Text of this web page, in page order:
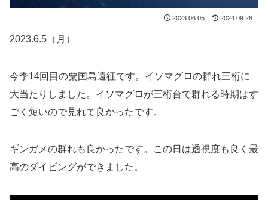
2023.06.05 2024.09.28
2023.6.5（月）
今季14回目の粟国島遠征です。イソマグロの群れ三桁に
大当たりしました。イソマグロが三桁台で群れる時期はす
ごく短いので見れて良かったです。
ギンガメの群れも良かったです。この日は透視度も良く最
高のダイビングができました。